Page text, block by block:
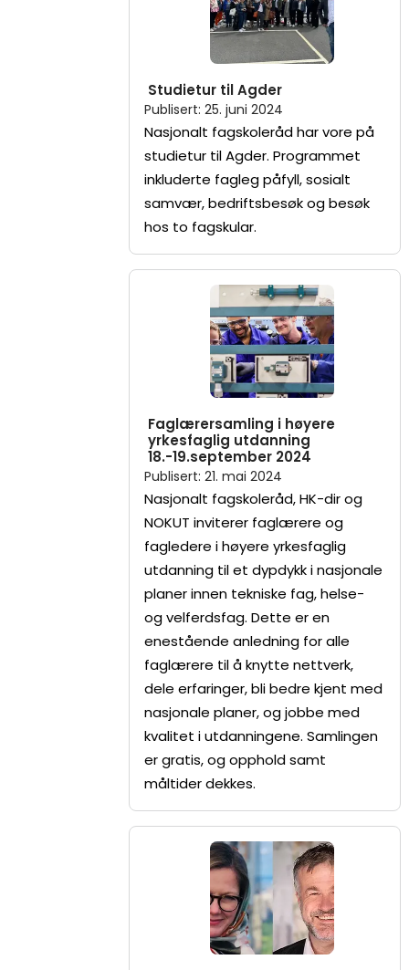
Studietur til Agder
Publisert: 25. juni 2024
Nasjonalt fagskoleråd har vore på
studietur til Agder. Programmet
inkluderte fagleg påfyll, sosialt
samvær, bedriftsbesøk og besøk
hos to fagskular.
Faglærersamling i høyere
yrkesfaglig utdanning
18.-19.september 2024
Publisert: 21. mai 2024
Nasjonalt fagskoleråd, HK-dir og
NOKUT inviterer faglærere og
fagledere i høyere yrkesfaglig
utdanning til et dypdykk i nasjonale
planer innen tekniske fag, helse-
og velferdsfag. Dette er en
enestående anledning for alle
faglærere til å knytte nettverk,
dele erfaringer, bli bedre kjent med
nasjonale planer, og jobbe med
kvalitet i utdanningene. Samlingen
er gratis, og opphold samt
måltider dekkes.